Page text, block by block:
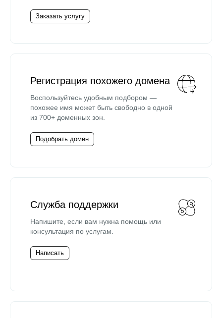
Заказать услугу
Регистрация похожего домена
Воспользуйтесь удобным подбором —
похожее имя может быть свободно в одной
из 700+ доменных зон.
Подобрать домен
Служба поддержки
Напишите, если вам нужна помощь или
консультация по услугам.
Написать